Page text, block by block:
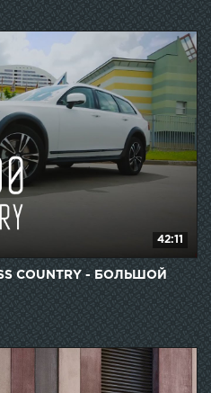
42:11
COUNTRY - БОЛЬШОЙ